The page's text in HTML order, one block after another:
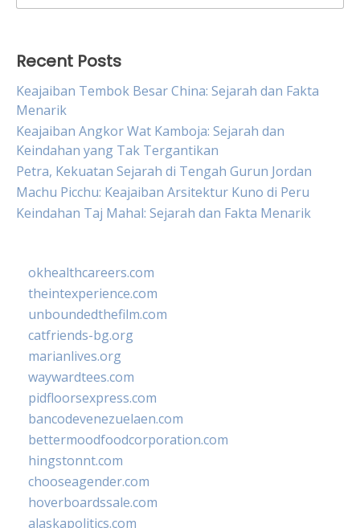
for:
Recent Posts
Keajaiban Tembok Besar China: Sejarah dan Fakta
Menarik
Keajaiban Angkor Wat Kamboja: Sejarah dan
Keindahan yang Tak Tergantikan
Petra, Kekuatan Sejarah di Tengah Gurun Jordan
Machu Picchu: Keajaiban Arsitektur Kuno di Peru
Keindahan Taj Mahal: Sejarah dan Fakta Menarik
okhealthcareers.com
theintexperience.com
unboundedthefilm.com
catfriends-bg.org
marianlives.org
waywardtees.com
pidfloorsexpress.com
bancodevenezuelaen.com
bettermoodfoodcorporation.com
hingstonnt.com
chooseagender.com
hoverboardssale.com
alaskapolitics.com